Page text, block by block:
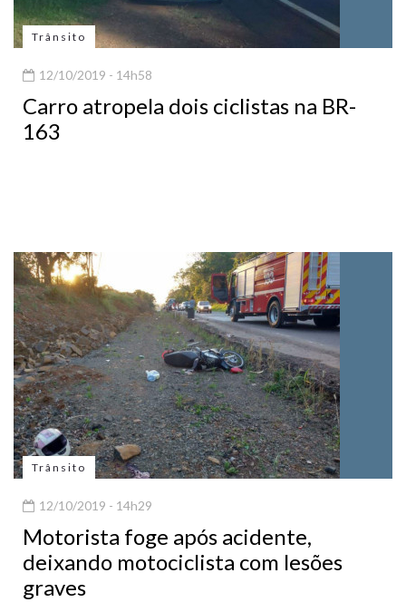
Trânsito
12/10/2019 - 14h58
Carro atropela dois ciclistas na BR-
163
Trânsito
12/10/2019 - 14h29
Motorista foge após acidente,
deixando motociclista com lesões
graves